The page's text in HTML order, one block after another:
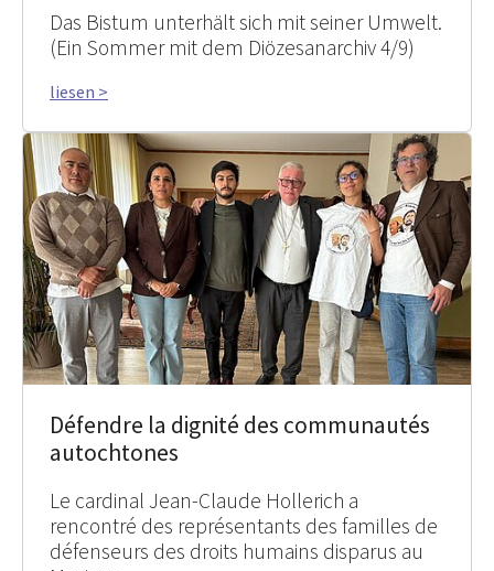
Das Bistum unterhält sich mit seiner Umwelt.
(Ein Sommer mit dem Diözesanarchiv 4/9)
liesen >
Défendre la dignité des communautés
autochtones
Le cardinal Jean-Claude Hollerich a
rencontré des représentants des familles de
défenseurs des droits humains disparus au